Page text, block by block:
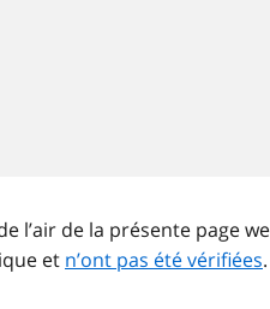
l’air de la présente page
et n’ont pas été vérifiées.